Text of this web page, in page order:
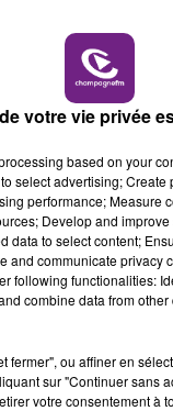
10h00 - 14h00
DE CAISSE
DU
SUR LES
les dates de
avéré être plus
du Travail en
de...
votre vie privée
based on your
select advertising;
performance; Measure
Develop and
to select content;
and communicate
following functionalities:
combine data from
fermer", ou affiner en
sur "Continuer sans
votre consentement à